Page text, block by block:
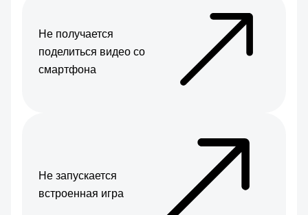
Не получается
поделиться видео со
смартфона
Не запускается
встроенная игра